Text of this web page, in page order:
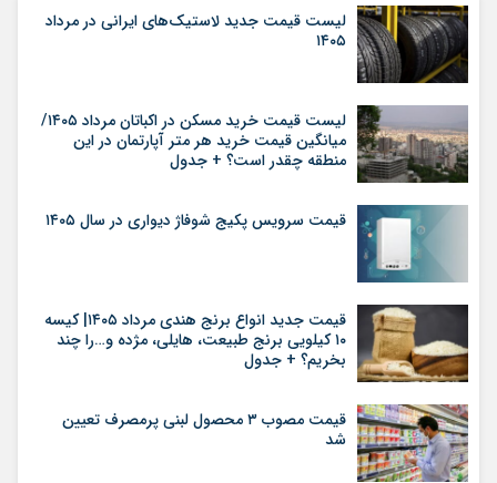
لیست قیمت جدید لاستیک‌های ایرانی در مرداد
۱۴۰۵
لیست قیمت خرید مسکن در اکباتان مرداد ۱۴۰۵/
میانگین قیمت خرید هر متر آپارتمان در این
منطقه چقدر است؟ + جدول
قیمت سرویس پکیج شوفاژ دیواری در سال ۱۴۰۵
قیمت جدید انواع برنج هندی مرداد ۱۴۰۵| کیسه
۱۰ کیلویی برنج طبیعت، هایلی، مژده و…را چند
بخریم؟ + جدول
قیمت مصوب ۳ محصول لبنی پرمصرف تعیین
شد